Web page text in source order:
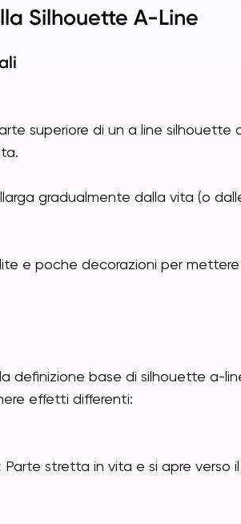
Silhouette A-Line
superiore di un a line silhouette
gradualmente dalla vita (o
e poche decorazioni per
definizione base di silhouette a-
effetti differenti:
Parte stretta in vita e si apre verso